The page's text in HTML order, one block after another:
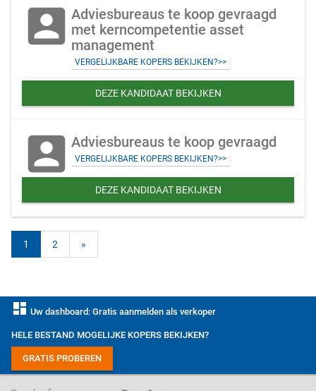
account_box Adviesbureaus te koop gevraagd
met kerncompetentie asset
management
VERGELIJKBARE KOPERS BEKIJKEN?>>
DEZE KANDIDAAT BEKIJKEN
account_box Adviesbureaus te koop gevraagd
VERGELIJKBARE KOPERS BEKIJKEN?>>
DEZE KANDIDAAT BEKIJKEN
1 2 »
dashboard Uw dashboard: Gratis aanmelden als verkoper
HELE BESTAND MOGELIJKE KOPERS BEKIJKEN?
GRATIS PROBEREN